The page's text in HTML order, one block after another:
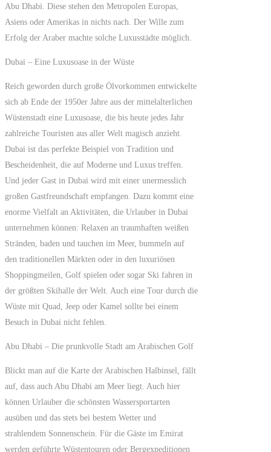
Abu Dhabi. Diese stehen den Metropolen Europas,
Asiens oder Amerikas in nichts nach. Der Wille zum
Erfolg der Araber machte solche Luxusstädte möglich.
Dubai – Eine Luxusoase in der Wüste
Reich geworden durch große Ölvorkommen entwickelte
sich ab Ende der 1950er Jahre aus der mittelalterlichen
Wüstenstadt eine Luxusoase, die bis heute jedes Jahr
zahlreiche Touristen aus aller Welt magisch anzieht.
Dubai ist das perfekte Beispiel von Tradition und
Bescheidenheit, die auf Moderne und Luxus treffen.
Und jeder Gast in Dubai wird mit einer unermesslich
großen Gastfreundschaft empfangen. Dazu kommt eine
enorme Vielfalt an Aktivitäten, die Urlauber in Dubai
unternehmen können: Relaxen an traumhaften weißen
Stränden, baden und tauchen im Meer, bummeln auf
den traditionellen Märkten oder in den luxuriösen
Shoppingmeilen, Golf spielen oder sogar Ski fahren in
der größten Skihalle der Welt. Auch eine Tour durch die
Wüste mit Quad, Jeep oder Kamel sollte bei einem
Besuch in Dubai nicht fehlen.
Abu Dhabi – Die prunkvolle Stadt am Arabischen Golf
Blickt man auf die Karte der Arabischen Halbinsel, fällt
auf, dass auch Abu Dhabi am Meer liegt. Auch hier
können Urlauber die schönsten Wassersportarten
ausüben und das stets bei bestem Wetter und
strahlendem Sonnenschein. Für die Gäste im Emirat
werden geführte Wüstentouren oder Bergexpeditionen